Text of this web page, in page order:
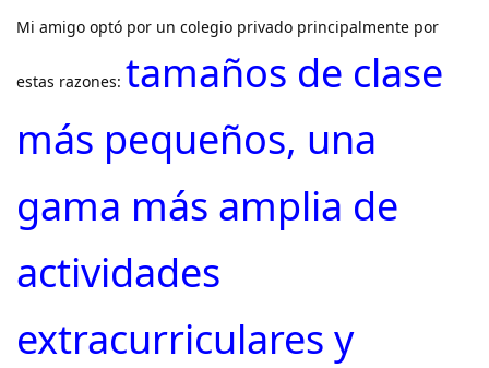
Mi amigo optó por un colegio privado principalmente por
estas razones: tamaños de clase
más pequeños, una
gama más amplia de
actividades
extracurriculares y